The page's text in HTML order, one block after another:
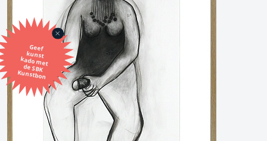
Geef
kunst
kado met
de SBK
Kunstbon